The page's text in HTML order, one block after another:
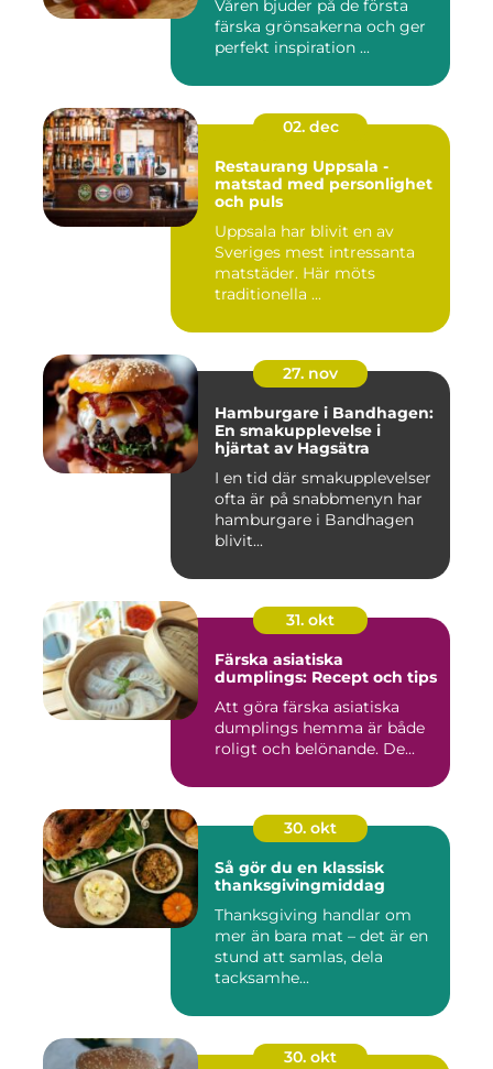
Våren bjuder på de första
färska grönsakerna och ger
perfekt inspiration ...
02. dec
Restaurang Uppsala -
matstad med personlighet
och puls
Uppsala har blivit en av
Sveriges mest intressanta
matstäder. Här möts
traditionella ...
27. nov
Hamburgare i Bandhagen:
En smakupplevelse i
hjärtat av Hagsätra
I en tid där smakupplevelser
ofta är på snabbmenyn har
hamburgare i Bandhagen
blivit...
31. okt
Färska asiatiska
dumplings: Recept och tips
Att göra färska asiatiska
dumplings hemma är både
roligt och belönande. De...
30. okt
Så gör du en klassisk
thanksgivingmiddag
Thanksgiving handlar om
mer än bara mat – det är en
stund att samlas, dela
tacksamhe...
30. okt